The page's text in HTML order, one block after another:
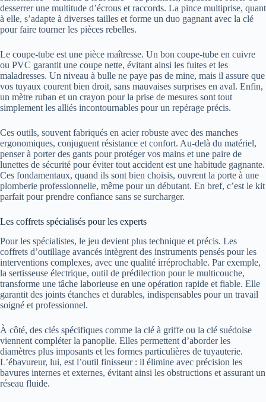
desserrer une multitude d’écrous et raccords. La pince multiprise, quant
à elle, s’adapte à diverses tailles et forme un duo gagnant avec la clé
pour faire tourner les pièces rebelles.
Le coupe-tube est une pièce maîtresse. Un bon coupe-tube en cuivre
ou PVC garantit une coupe nette, évitant ainsi les fuites et les
maladresses. Un niveau à bulle ne paye pas de mine, mais il assure que
vos tuyaux courent bien droit, sans mauvaises surprises en aval. Enfin,
un mètre ruban et un crayon pour la prise de mesures sont tout
simplement les alliés incontournables pour un repérage précis.
Ces outils, souvent fabriqués en acier robuste avec des manches
ergonomiques, conjuguent résistance et confort. Au-delà du matériel,
penser à porter des gants pour protéger vos mains et une paire de
lunettes de sécurité pour éviter tout accident est une habitude gagnante.
Ces fondamentaux, quand ils sont bien choisis, ouvrent la porte à une
plomberie professionnelle, même pour un débutant. En bref, c’est le kit
parfait pour prendre confiance sans se surcharger.
Les coffrets spécialisés pour les experts
Pour les spécialistes, le jeu devient plus technique et précis. Les
coffrets d’outillage avancés intègrent des instruments pensés pour les
interventions complexes, avec une qualité irréprochable. Par exemple,
la sertisseuse électrique, outil de prédilection pour le multicouche,
transforme une tâche laborieuse en une opération rapide et fiable. Elle
garantit des joints étanches et durables, indispensables pour un travail
soigné et professionnel.
À côté, des clés spécifiques comme la clé à griffe ou la clé suédoise
viennent compléter la panoplie. Elles permettent d’aborder les
diamètres plus imposants et les formes particulières de tuyauterie.
L’ébavureur, lui, est l’outil finisseur : il élimine avec précision les
bavures internes et externes, évitant ainsi les obstructions et assurant un
réseau fluide.